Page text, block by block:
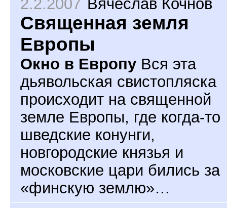
Священная земля
Европы
Окно в Европу Вся эта
дьявольская свистопляска
происходит на священной
земле Европы, где когда-то
шведские конунги,
новгородские князья и
московские цари бились за
«финскую землю»…